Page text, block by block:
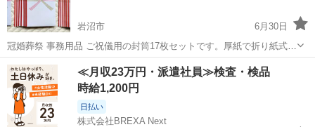
岩沼市
6月30日
冠婚葬祭 事務用品 ご祝儀用の封筒17枚セットです。厚紙で折り紙式の
高級感あるタイプの詰め合わせです。
宮城 岩沼市 冠婚葬祭 封筒
≪月収23万円・派遣社員≫検査・検品
時給1,200円
日払い
株式会社BREXA Next